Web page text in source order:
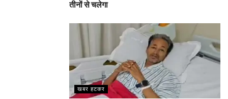
तीनों से चलेगा
खबर हटकर